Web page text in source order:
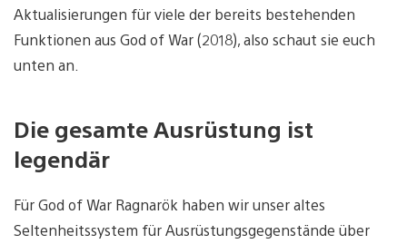
Aktualisierungen für viele der bereits bestehenden
Funktionen aus God of War (2018), also schaut sie euch
unten an.
Die gesamte Ausrüstung ist
legendär
Für God of War Ragnarök haben wir unser altes
Seltenheitssystem für Ausrüstungsgegenstände über